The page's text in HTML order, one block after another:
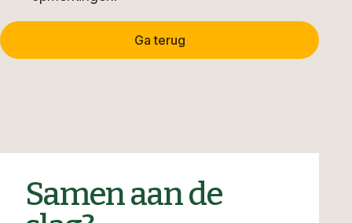
Ga terug
Samen aan de